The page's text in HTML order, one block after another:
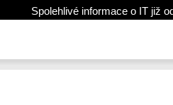
Spolehlivé informace o IT již